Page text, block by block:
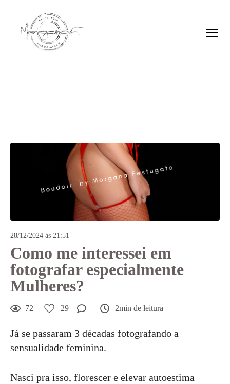
28/12/2024 às 21:51
Como me interessei em
fotografar especialmente
Mulheres?
72 29 2min de leitura
Já se passaram 3 décadas fotografando a
sensualidade feminina.
Nasci pra isso, florescer e elevar autoestima